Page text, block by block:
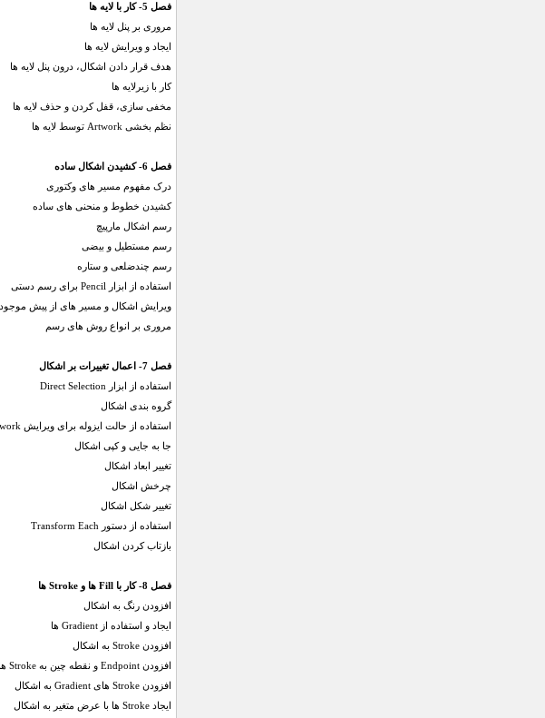
فصل 5- کار با لایه ها
مروری بر پنل لایه ها
ایجاد و ویرایش لایه ها
هدف قرار دادن اشکال، درون پنل لایه ها
کار با زیرلایه ها
مخفی سازی، قفل کردن و حذف لایه ها
نظم بخشی Artwork توسط لایه ها
فصل 6- کشیدن اشکال ساده
درک مفهوم مسیر های وکتوری
کشیدن خطوط و منحنی های ساده
رسم اشکال مارپیچ
رسم مستطیل و بیضی
رسم چندضلعی و ستاره
استفاده از ابزار Pencil برای رسم دستی
ویرایش اشکال و مسیر های از پیش موجود
مروری بر انواع روش های رسم
فصل 7- اعمال تغییرات بر اشکال
استفاده از ابزار Direct Selection
گروه بندی اشکال
استفاده از حالت ایزوله برای ویرایش Artwork های گروه بندی شده
جا به جایی و کپی اشکال
تغییر ابعاد اشکال
چرخش اشکال
تغییر شکل اشکال
استفاده از دستور Transform Each
بازتاب کردن اشکال
فصل 8- کار با Fill ها و Stroke ها
افزودن رنگ به اشکال
ایجاد و استفاده از Gradient ها
افزودن Stroke به اشکال
افزودن Endpoint و نقطه چین به Stroke ها
افزودن Stroke های Gradient به اشکال
ایجاد Stroke ها با عرض متغیر به اشکال